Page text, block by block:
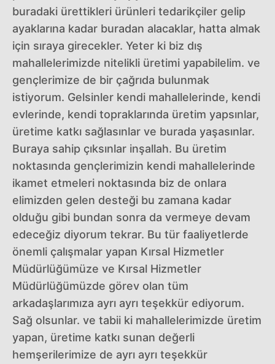
buradaki ürettikleri ürünleri tedarikçiler gelip
ayaklarına kadar buradan alacaklar, hatta almak
için sıraya girecekler. Yeter ki biz dış
mahallelerimizde nitelikli üretimi yapabilelim. ve
gençlerimize de bir çağrıda bulunmak
istiyorum. Gelsinler kendi mahallelerinde, kendi
evlerinde, kendi topraklarında üretim yapsınlar,
üretime katkı sağlasınlar ve burada yaşasınlar.
Buraya sahip çıksınlar inşallah. Bu üretim
noktasında gençlerimizin kendi mahallelerinde
ikamet etmeleri noktasında biz de onlara
elimizden gelen desteği bu zamana kadar
olduğu gibi bundan sonra da vermeye devam
edeceğiz diyorum tekrar. Bu tür faaliyetlerde
önemli çalışmalar yapan Kırsal Hizmetler
Müdürlüğümüze ve Kırsal Hizmetler
Müdürlüğümüzde görev olan tüm
arkadaşlarımıza ayrı ayrı teşekkür ediyorum.
Sağ olsunlar. ve tabii ki mahallelerimizde üretim
yapan, üretime katkı sunan değerli
hemşerilerimize de ayrı ayrı teşekkür